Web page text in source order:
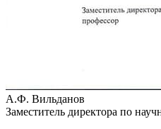
А.Ф. Вильданов
Заместитель директора по